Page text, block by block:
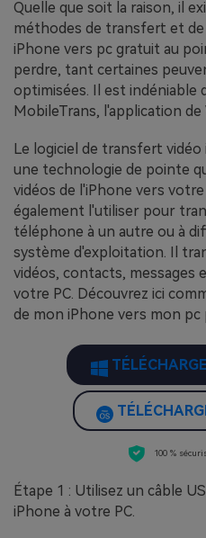
Quelle que soit la raison, il
méthodes de transfert et
iPhone vers pc gratuit au
perdre, tant certaines
optimisées. Il est
MobileTrans, l'application de
Le logiciel de transfert
une technologie de pointe
vidéos de l'iPhone vers votre
également l'utiliser pour
téléphone à un autre ou à
système d'exploitation. Il
vidéos, contacts, messages
votre PC. Découvrez ici
de mon iPhone vers mon
100 %
Étape 1 : Utilisez un câble
iPhone à votre PC.